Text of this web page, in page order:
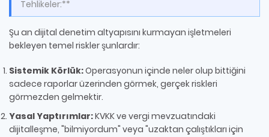
Tehlikeler:**
Şu an dijital denetim altyapısını kurmayan işletmeleri
bekleyen temel riskler şunlardır:
Sistemik Körlük:Operasyonun içinde neler olup bittiğini
sadece raporlar üzerinden görmek, gerçek riskleri
görmezden gelmektir.
Yasal Yaptırımlar:KVKK ve vergi mevzuatındaki
dijitalleşme, "bilmiyordum" veya "uzaktan çalıştıkları için